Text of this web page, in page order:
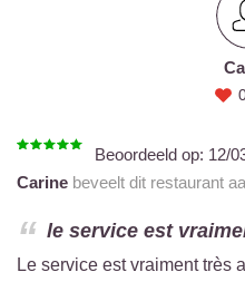
Beoordeeld op: 12/
Carine beveelt dit restaurant
le service est
Le service est vraiment très